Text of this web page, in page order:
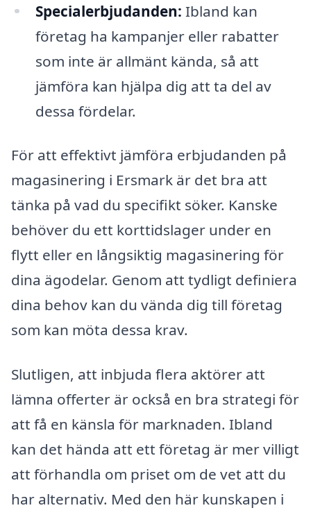
Specialerbjudanden: Ibland kan
företag ha kampanjer eller rabatter
som inte är allmänt kända, så att
jämföra kan hjälpa dig att ta del av
dessa fördelar.
För att effektivt jämföra erbjudanden på
magasinering i Ersmark är det bra att
tänka på vad du specifikt söker. Kanske
behöver du ett korttidslager under en
flytt eller en långsiktig magasinering för
dina ägodelar. Genom att tydligt definiera
dina behov kan du vända dig till företag
som kan möta dessa krav.
Slutligen, att inbjuda flera aktörer att
lämna offerter är också en bra strategi för
att få en känsla för marknaden. Ibland
kan det hända att ett företag är mer villigt
att förhandla om priset om de vet att du
har alternativ. Med den här kunskapen i